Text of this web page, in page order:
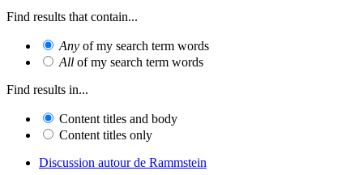
Find results that contain...
Any of my search term words
All of my search term words
Find results in...
Content titles and body
Content titles only
Discussion autour de Rammstein